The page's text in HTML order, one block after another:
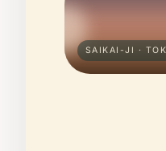
SAIKAI-JI ·